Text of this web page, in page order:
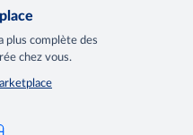
plus complète des
chez vous.